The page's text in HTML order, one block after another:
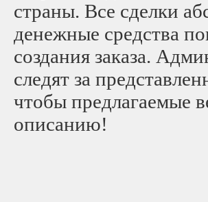
страны. Все сделки
денежные средства
создания заказа.
следят за
чтобы предлагаемые
описанию!